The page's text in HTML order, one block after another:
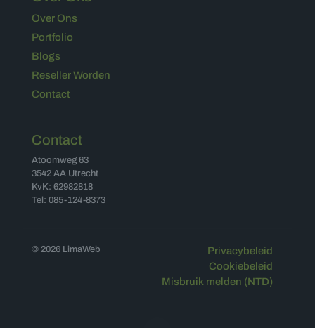
Over Ons
Portfolio
Blogs
Reseller Worden
Contact
Contact
Atoomweg 63
3542 AA Utrecht
KvK: 62982818
Tel: 085-124-8373
© 2026 LimaWeb
Privacybeleid
Cookiebeleid
Misbruik melden (NTD)